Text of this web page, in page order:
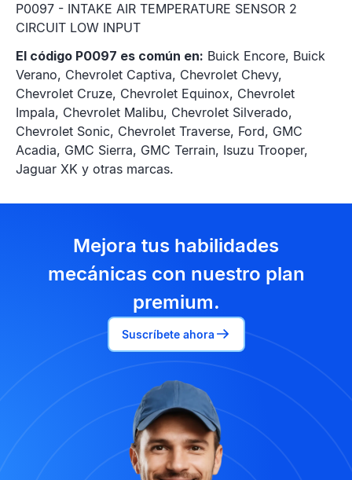
P0097 - INTAKE AIR TEMPERATURE SENSOR 2
CIRCUIT LOW INPUT
El código P0097 es común en: Buick Encore, Buick
Verano, Chevrolet Captiva, Chevrolet Chevy,
Chevrolet Cruze, Chevrolet Equinox, Chevrolet
Impala, Chevrolet Malibu, Chevrolet Silverado,
Chevrolet Sonic, Chevrolet Traverse, Ford, GMC
Acadia, GMC Sierra, GMC Terrain, Isuzu Trooper,
Jaguar XK y otras marcas.
Mejora tus habilidades
mecánicas con nuestro plan
premium.
Suscríbete ahora